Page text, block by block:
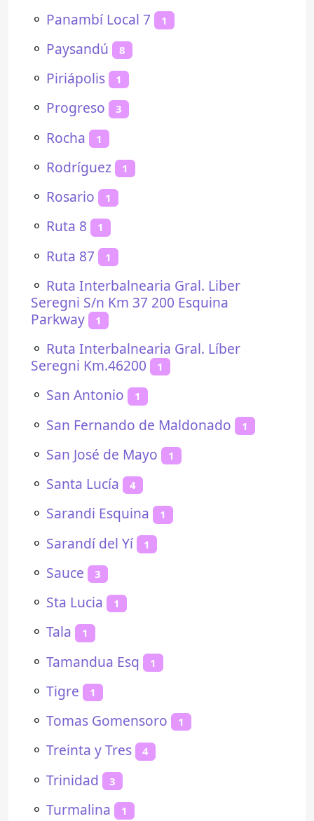
⚬ Panambí Local 7 1
⚬ Paysandú 8
⚬ Piriápolis 1
⚬ Progreso 3
⚬ Rocha 1
⚬ Rodríguez 1
⚬ Rosario 1
⚬ Ruta 8 1
⚬ Ruta 87 1
⚬ Ruta Interbalnearia Gral. Liber
Seregni S/n Km 37 200 Esquina
Parkway
1
⚬ Ruta Interbalnearia Gral. Líber
Seregni Km.46200
1
⚬ San Antonio 1
⚬ San Fernando de Maldonado 1
⚬ San José de Mayo 1
⚬ Santa Lucía 4
⚬ Sarandi Esquina 1
⚬ Sarandí del Yí 1
⚬ Sauce 3
⚬ Sta Lucia 1
⚬ Tala 1
⚬ Tamandua Esq 1
⚬ Tigre 1
⚬ Tomas Gomensoro 1
⚬ Treinta y Tres 4
⚬ Trinidad 3
⚬ Turmalina 1